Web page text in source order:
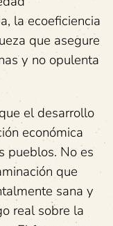
la ecoeficiencia
que asegure
y no opulenta
el desarrollo
económica
pueblos. No es
que
sana y
real sobre la